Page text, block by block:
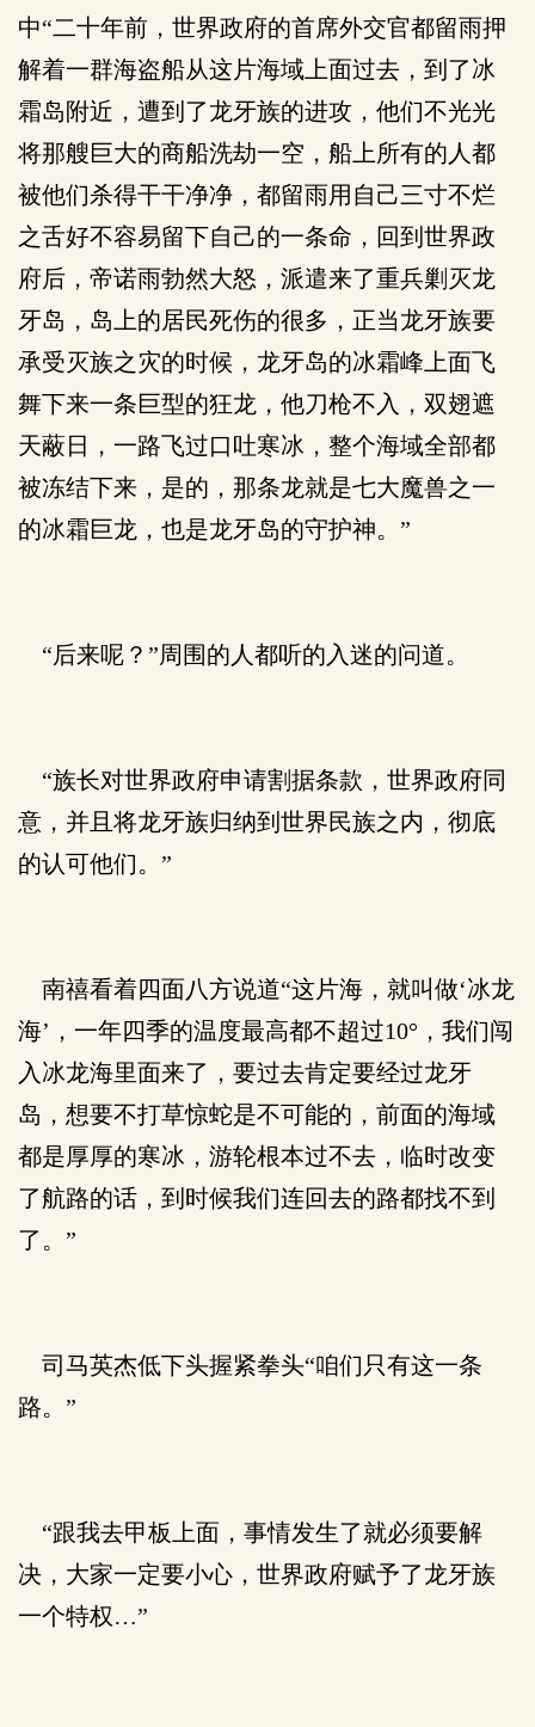
中“二十年前，世界政府的首席外交官都留雨押
解着一群海盗船从这片海域上面过去，到了冰
霜岛附近，遭到了龙牙族的进攻，他们不光光
将那艘巨大的商船洗劫一空，船上所有的人都
被他们杀得干干净净，都留雨用自己三寸不烂
之舌好不容易留下自己的一条命，回到世界政
府后，帝诺雨勃然大怒，派遣来了重兵剿灭龙
牙岛，岛上的居民死伤的很多，正当龙牙族要
承受灭族之灾的时候，龙牙岛的冰霜峰上面飞
舞下来一条巨型的狂龙，他刀枪不入，双翅遮
天蔽日，一路飞过口吐寒冰，整个海域全部都
被冻结下来，是的，那条龙就是七大魔兽之一
的冰霜巨龙，也是龙牙岛的守护神。”
“后来呢？”周围的人都听的入迷的问道。
“族长对世界政府申请割据条款，世界政府同
意，并且将龙牙族归纳到世界民族之内，彻底
的认可他们。”
南禧看着四面八方说道“这片海，就叫做‘冰龙
海’，一年四季的温度最高都不超过10°，我们闯
入冰龙海里面来了，要过去肯定要经过龙牙
岛，想要不打草惊蛇是不可能的，前面的海域
都是厚厚的寒冰，游轮根本过不去，临时改变
了航路的话，到时候我们连回去的路都找不到
了。”
司马英杰低下头握紧拳头“咱们只有这一条
路。”
“跟我去甲板上面，事情发生了就必须要解
决，大家一定要小心，世界政府赋予了龙牙族
一个特权…”